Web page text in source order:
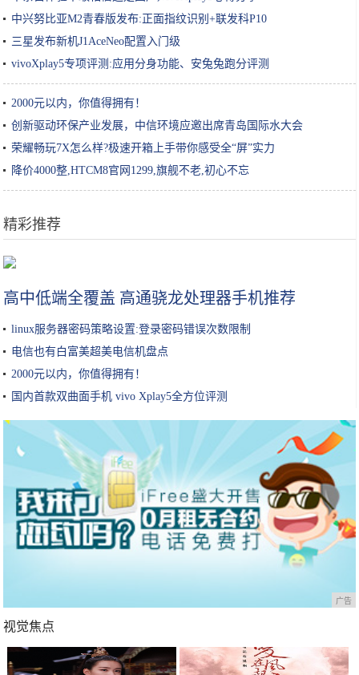
中兴努比亚M2青春版发布:正面指纹识别+联发科P10
三星发布新机J1AceNeo配置入门级
vivoXplay5专项评测:应用分身功能、安兔兔跑分评测
2000元以内，你值得拥有！
创新驱动环保产业发展，中信环境应邀出席青岛国际水大会
荣耀畅玩7X怎么样?极速开箱上手带你感受全“屏”实力
降价4000整,HTCM8官网1299,旗舰不老,初心不忘
精彩推荐
高中低端全覆盖 高通骁龙处理器手机推荐
linux服务器密码策略设置:登录密码错误次数限制
电信也有白富美超美电信机盘点
2000元以内，你值得拥有！
国内首款双曲面手机 vivo Xplay5全方位评测
广告
视觉焦点